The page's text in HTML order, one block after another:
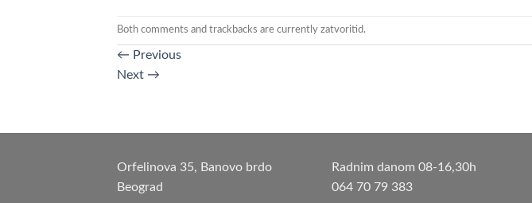
Both comments and trackbacks are currently zatvoritid.
← Previous
Next →
Orfelinova 35, Banovo brdo
Beograd
Radnim danom 08-16,30h
064 70 79 383